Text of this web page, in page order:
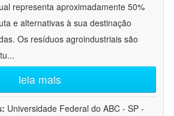
representa aproximadamente 50%
e alternativas à sua destinação
Os resíduos agroindustriais são
...
leia mais
Universidade Federal do ABC - SP -